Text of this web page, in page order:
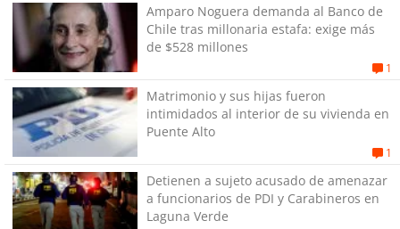
Amparo Noguera demanda al Banco de
Chile tras millonaria estafa: exige más
de $528 millones
1
Matrimonio y sus hijas fueron
intimidados al interior de su vivienda en
Puente Alto
1
Detienen a sujeto acusado de amenazar
a funcionarios de PDI y Carabineros en
Laguna Verde